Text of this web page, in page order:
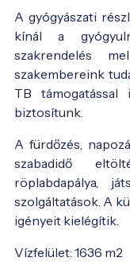
A gyógyászati
kínál a
szakrendelés
szakembereink
TB támogatással
biztosítunk.
A fürdőzés,
szabadidő
röplabdapálya,
szolgáltatások. A
igényeit kielégítik.
Vízfelület: 1636 m2